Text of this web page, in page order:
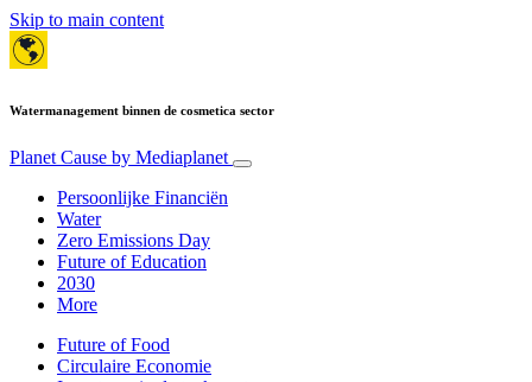
Skip to main content
Watermanagement binnen de cosmetica sector
Planet Cause by Mediaplanet
Persoonlijke Financiën
Water
Zero Emissions Day
Future of Education
2030
More
Future of Food
Circulaire Economie